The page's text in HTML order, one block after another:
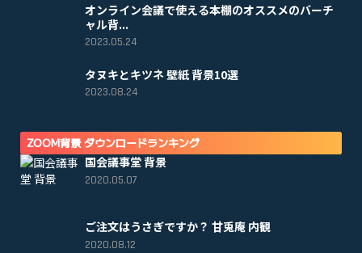
オンライン会議で使える本棚のオススメのバーチ
ャル背...
2023.05.24
タヌキとキツネ 壁紙 背景10選
2023.08.24
ZOOM背景 ダウンロードランキング
国会議事堂 背景
2020.05.07
ご注文はうさぎですか？ 甘兎庵 内観
2020.08.12